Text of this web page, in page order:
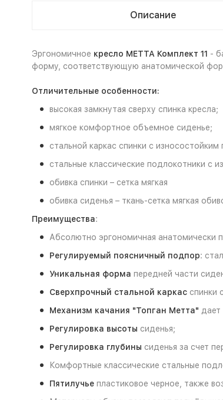
Описание
Эргономичное кресло МЕТТА Комплект 11 -
форму, соответствующую анатомической
Отличительные особенности:
высокая замкнутая сверху спинка кресла;
мягкое комфортное объемное сиденье;
стальной каркас спинки с
стальные классические подлокотники с
обивка спинки – сетка мягкая
обивка сиденья – ткань-сетка мягкая
Преимущества:
Абсолютно эргономичная анатомически
Регулируемый поясничный подпор:
Уникальная форма передней части
Сверхпрочный стальной каркасспинки
Механизм качания "Топган Метта" дает
Регулировка высоты сиденья;
Регулировка глубины сиденья за счет
Комфортные классические стальные
Пятилучьепластиковое черное, также